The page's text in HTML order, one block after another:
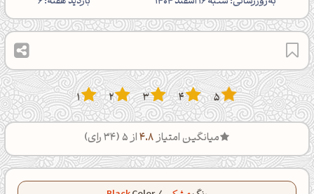
5
4
3
2
1
میانگین امتیاز4.8از 5 ( 34رای)